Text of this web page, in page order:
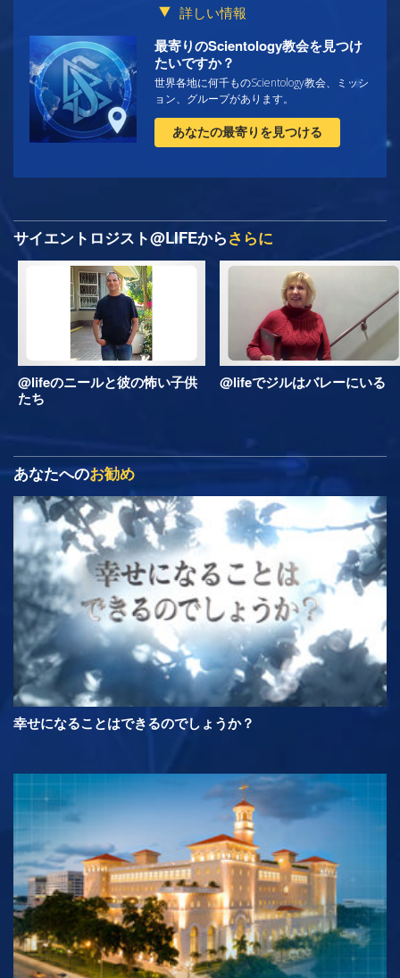
詳しい情報
最寄りのScientology教会を見つけ
たいですか？
世界各地に何千ものScientology教会、ミッシ
ョン、グループがあります。
あなたの最寄りを見つける
サイエントロジスト@LIFEからさらに
@lifeのニールと彼の怖い子供
たち
@lifeでジルはバレーにいる
あなたへのお勧め
幸せになることはできるのでしょうか？